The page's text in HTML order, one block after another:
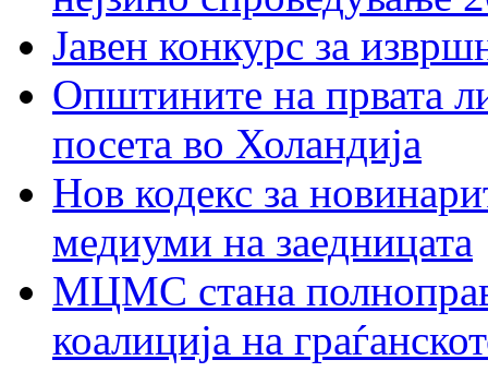
Јавен конкурс за
Општините на првата
посета во Холандија
Нов кодекс за
медиуми на заедницата
МЦМС стана
коалиција на